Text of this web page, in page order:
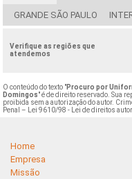
GRANDE SÃO PAULO
Verifique as regiões que
atendemos
O conteúdo do texto "Procuro por
Domingos" é de direito reservado. Sua
proibida sem a autorização do autor.
Penal – Lei 9610/98 - Lei de direitos
Home
Empresa
Missão